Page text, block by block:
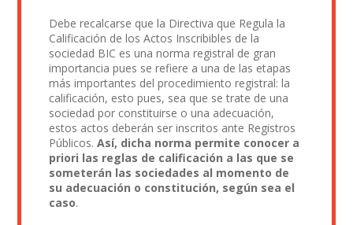
Debe recalcarse que la Directiva que Regula la
Calificación de los Actos Inscribibles de la
sociedad BIC es una norma registral de gran
importancia pues se refiere a una de las etapas
más importantes del procedimiento registral: la
calificación, esto pues, sea que se trate de una
sociedad por constituirse o una adecuación,
estos actos deberán ser inscritos ante Registros
Públicos.Así, dicha norma permite conocer a
priori las reglas de calificación a las que se
someterán las sociedades al momento de
su adecuación o constitución, según sea el
caso.